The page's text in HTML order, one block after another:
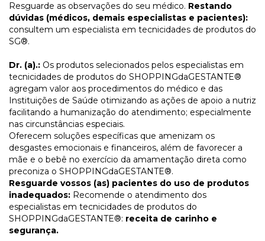
Resguarde as observações do seu médico. Restando
dúvidas (médicos, demais especialistas e pacientes):
consultem um especialista em tecnicidades de produtos do
SG®.
Dr. (a).: Os produtos selecionados pelos especialistas em
tecnicidades de produtos do SHOPPINGdaGESTANTE®
agregam valor aos procedimentos do médico e das
Instituições de Saúde otimizando as ações de apoio a nutriz
facilitando a humanização do atendimento; especialmente
nas circunstâncias especiais.
Oferecem soluções específicas que amenizam os
desgastes emocionais e financeiros, além de favorecer a
mãe e o bebê no exercício da amamentação direta como
preconiza o SHOPPINGdaGESTANTE®.
Resguarde vossos (as) pacientes do uso de produtos
inadequados: Recomende o atendimento dos
especialistas em tecnicidades de produtos do
SHOPPINGdaGESTANTE®: receita de carinho e
segurança.